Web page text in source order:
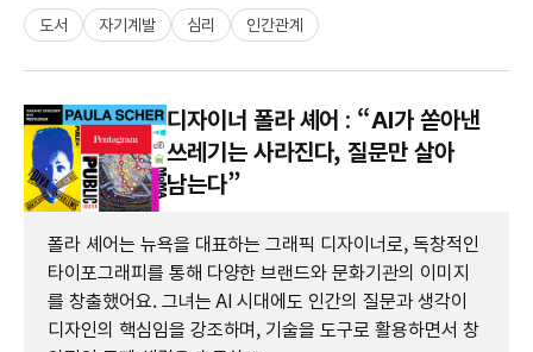
도서 자기계발 심리 인간관계
디자이너 폴라 셰어 : “AI가 쏟아낸
쓰레기는 사라진다, 질문만 살아
남는다”
폴라 셰어는 뉴욕을 대표하는 그래픽 디자이너로, 독창적인
타이포그래피를 통해 다양한 브랜드와 문화기관의 이미지
를 창출했어요. 그녀는 AI 시대에도 인간의 질문과 생각이
디자인의 핵심임을 강조하며, 기술을 도구로 활용하면서 창